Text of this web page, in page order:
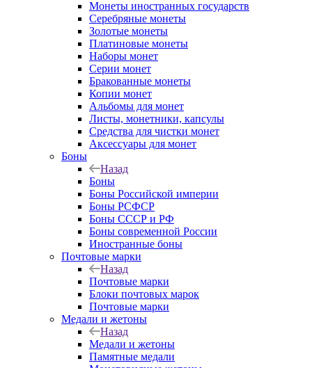
Монеты иностранных государств
Серебряные монеты
Золотые монеты
Платиновые монеты
Наборы монет
Серии монет
Бракованные монеты
Копии монет
Альбомы для монет
Листы, монетники, капсулы
Средства для чистки монет
Аксессуары для монет
Боны
Назад
Боны
Боны Российской империи
Боны РСФСР
Боны СССР и РФ
Боны современной России
Иностранные боны
Почтовые марки
Назад
Почтовые марки
Блоки почтовых марок
Почтовые марки
Медали и жетоны
Назад
Медали и жетоны
Памятные медали